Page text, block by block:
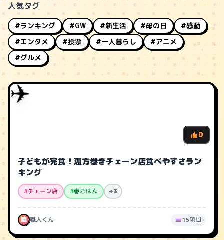
人気タグ
#ランキング #GW #新生活 #母の日
#感動
#エンタメ
#投票 #一人暮らし
#アニメ
#グルメ
✈️
0
子どもが完食！恵方巻きチェーン店食べやすさラン
キング
#チェーン店 #春ごはん +3
職 職人くん 15項目